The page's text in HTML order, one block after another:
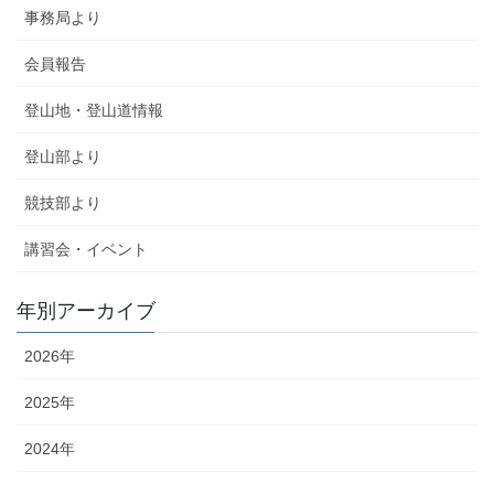
事務局より
会員報告
登山地・登山道情報
登山部より
競技部より
講習会・イベント
年別アーカイブ
2026年
2025年
2024年